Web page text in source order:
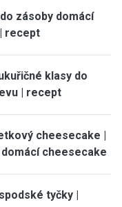
zásoby domácí
recept
klasy do
| recept
cheesecake |
cheesecake
tyčky |